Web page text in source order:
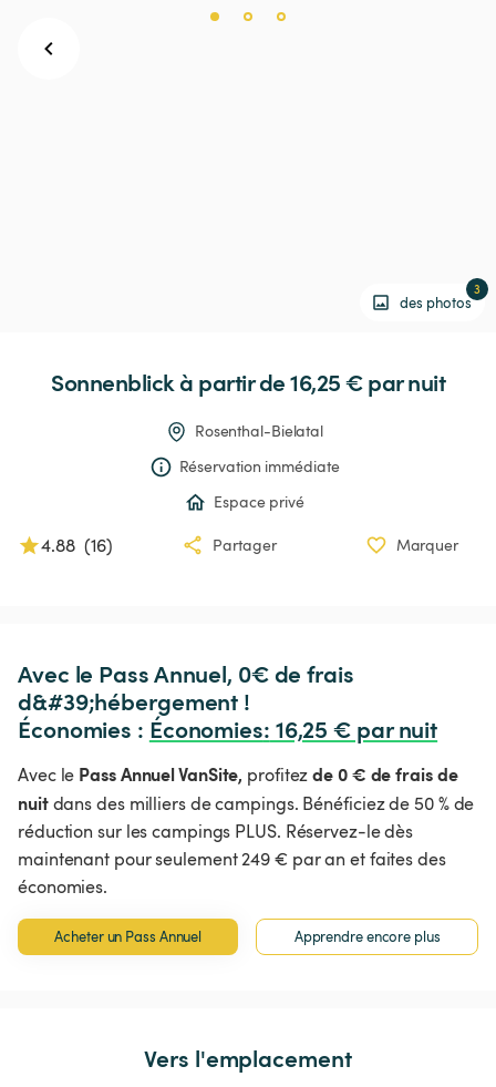
des photos
3
Sonnenblick à partir de 16,25 € par nuit
Rosenthal-Bielatal
Réservation immédiate
Espace privé
4.88 (16) Partager Marquer
Avec le Pass Annuel, 0€ de frais
d&#39;hébergement !
Économies : Économies: 16,25 € par nuit
Avec le Pass Annuel VanSite, profitezde 0 € de frais de
nuitdans des milliers de campings. Bénéficiez de 50 % de
réduction sur les campings PLUS. Réservez-le dès
maintenant pour seulement 249 € par an et faites des
économies.
Acheter un Pass Annuel Apprendre encore plus
Vers l'emplacement